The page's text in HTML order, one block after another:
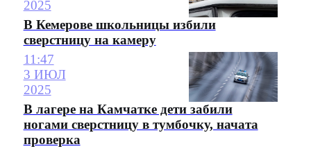
2025
В Кемерове школьницы избили
сверстницу на камеру
11:47
3 ИЮЛ
2025
В лагере на Камчатке дети забили
ногами сверстницу в тумбочку, начата
проверка